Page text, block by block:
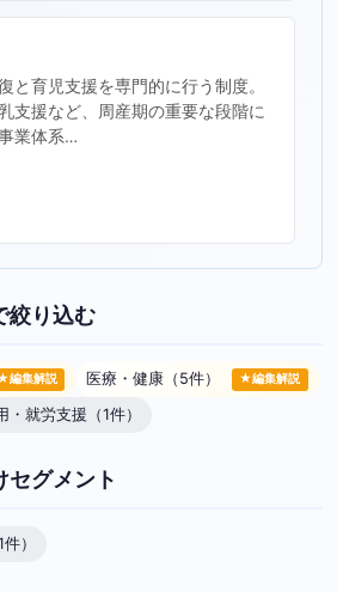
と育児支援を専門的に行う制度。
支援など、周産期の重要な段階に
業体系…
絞り込む
編集解説 医療・健康（5件） ★編集解説
・就労支援（1件）
セグメント
）